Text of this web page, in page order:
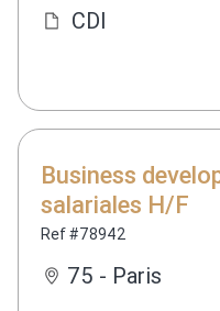
CDI
Business
salariales H/F
Ref #78942
75 - Paris